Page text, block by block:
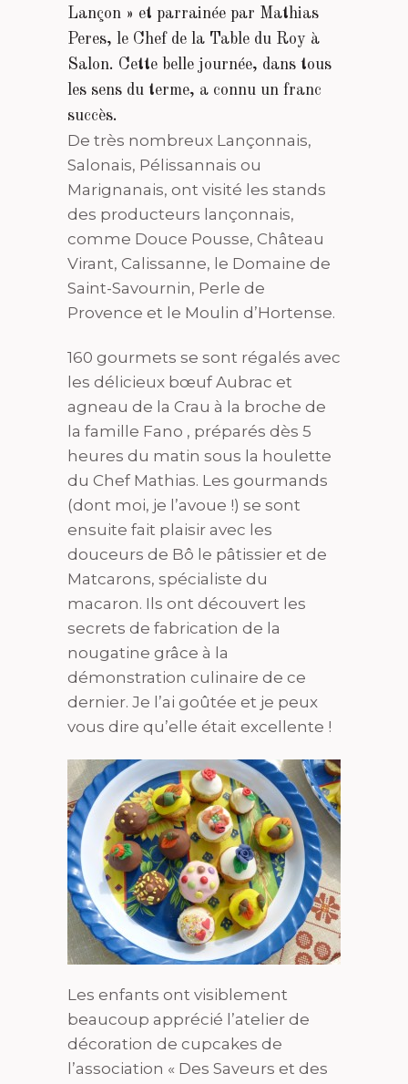
Lançon » et parrainée par Mathias
Peres, le Chef de la Table du Roy à
Salon. Cette belle journée, dans tous
les sens du terme, a connu un franc
succès.
De très nombreux Lançonnais,
Salonais, Pélissannais ou
Marignanais, ont visité les stands
des producteurs lançonnais,
comme Douce Pousse, Château
Virant, Calissanne, le Domaine de
Saint-Savournin, Perle de
Provence et le Moulin d’Hortense.
160 gourmets se sont régalés avec
les délicieux bœuf Aubrac et
agneau de la Crau à la broche de
la famille Fano , préparés dès 5
heures du matin sous la houlette
du Chef Mathias. Les gourmands
(dont moi, je l’avoue !) se sont
ensuite fait plaisir avec les
douceurs de Bô le pâtissier et de
Matcarons, spécialiste du
macaron. Ils ont découvert les
secrets de fabrication de la
nougatine grâce à la
démonstration culinaire de ce
dernier. Je l’ai goûtée et je peux
vous dire qu’elle était excellente !
Les enfants ont visiblement
beaucoup apprécié l’atelier de
décoration de cupcakes de
l’association « Des Saveurs et des